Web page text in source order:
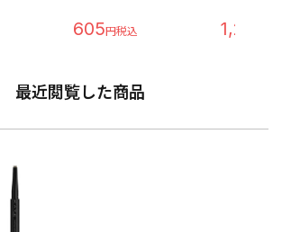
605 1,210
最近閲覧した商品